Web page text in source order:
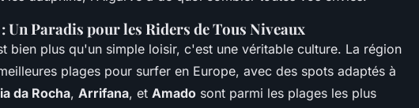
Un Paradis pour les Riders de Tous Niveaux
bien plus qu'un simple loisir, c'est une véritable culture. La région
plages pour surfer en Europe, avec des spots adaptés à
da Rocha, Arrifana, et Amado sont parmi les plages les plus